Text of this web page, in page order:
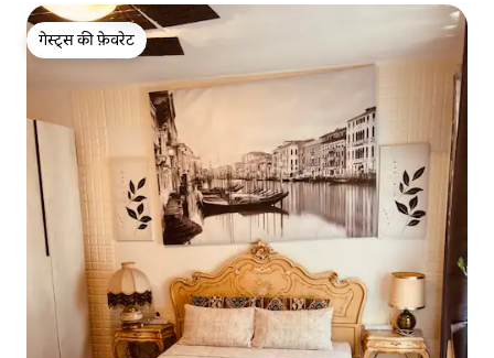
गेस्ट्स की फ़ेवरेट
गेस्ट्स की फ़ेवरेट